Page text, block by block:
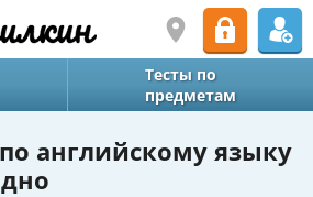
Тесты по
предметам
английскому языку